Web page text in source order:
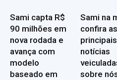
Sami capta R$
90 milhões em
nova rodada e
avança com
modelo
baseado em
Sami na
confira as
principais
notícias
sobre